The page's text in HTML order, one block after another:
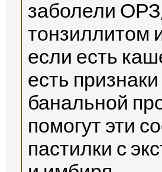
заболели
тонзиллитом
если есть
есть
банальной
помогут эти
пастилки с